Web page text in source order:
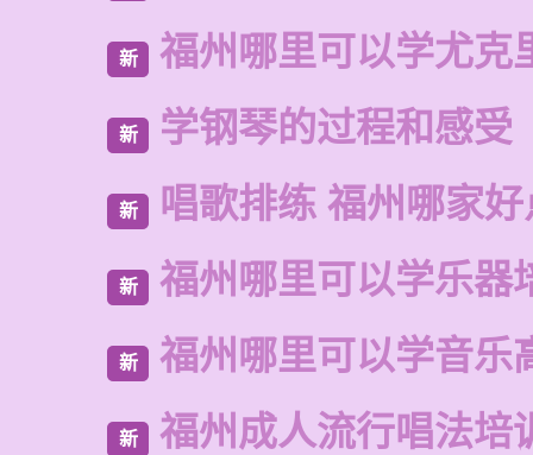
新 福州哪里可以学尤克
新 学钢琴的过程和感受
新 唱歌排练 福州哪家
新 福州哪里可以学乐器
新 福州哪里可以学音乐
新 福州成人流行唱法培